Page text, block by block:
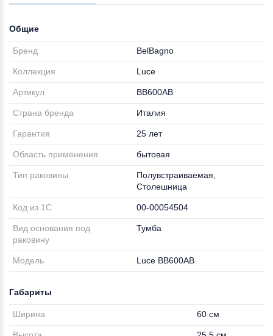
Общие
Бренд BelBagno
Коллекция Luce
Артикул BB600AB
Страна бренда Италия
Гарантия 25 лет
Область применения бытовая
Тип раковины
Полувстраиваемая,
Столешница
Код из 1С 00-00054504
Вид основания под
раковину
Тумба
Модель Luce BB600AB
Габариты
Ширина 60 см